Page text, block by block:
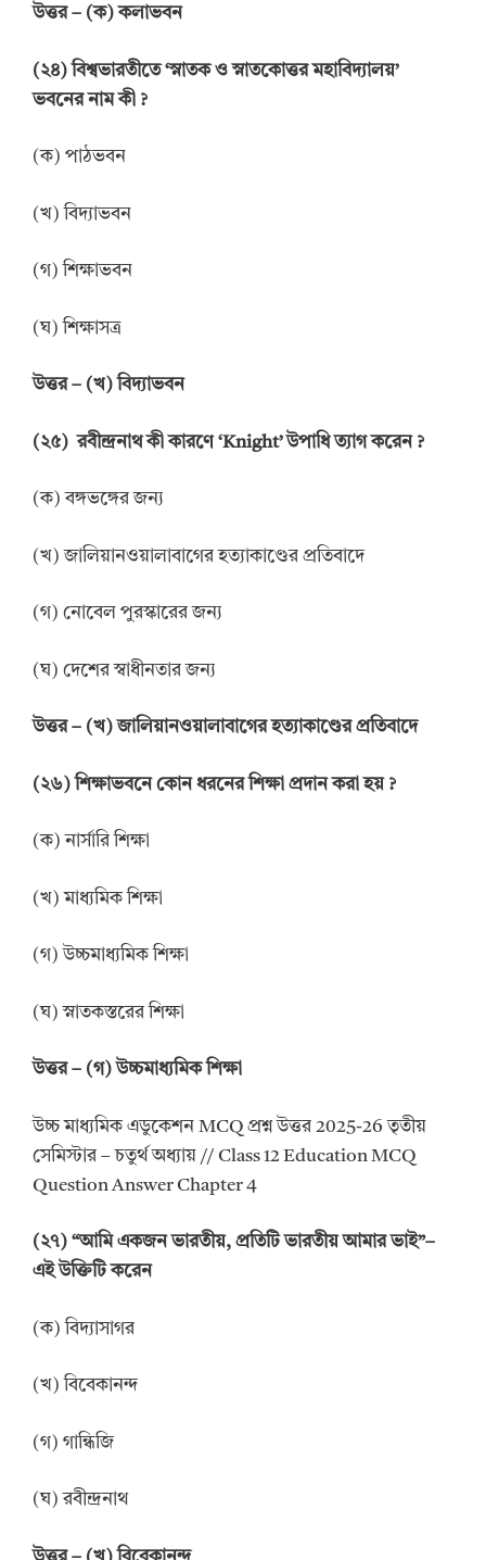
উত্তর– (ক) কলাভবন
(২৪)বিশ্বভারতীতে‘স্নাতক ও স্নাতকোত্তর মহাবিদ্যালয়’
ভবনের নাম কী ?
(ক) পাঠভবন
(খ) বিদ্যাভবন
(গ) শিক্ষাভবন
(ঘ) শিক্ষাসত্র
উত্তর– (খ) বিদ্যাভবন
(২৫)রবীন্দ্রনাথ কী কারণে‘Knight’উপাধি ত্যাগ করেন ?
(ক) বঙ্গভঙ্গের জন্য
(খ) জালিয়ানওয়ালাবাগের হত্যাকাণ্ডের প্রতিবাদে
(গ) নোবেল পুরস্কারের জন্য
(ঘ) দেশের স্বাধীনতার জন্য
উত্তর– (খ) জালিয়ানওয়ালাবাগের হত্যাকাণ্ডের প্রতিবাদে
(২৬)শিক্ষাভবনে কোন ধরনের শিক্ষা প্রদান করা হয় ?
(ক) নার্সারি শিক্ষা
(খ) মাধ্যমিক শিক্ষা
(গ) উচ্চমাধ্যমিক শিক্ষা
(ঘ) স্নাতকস্তরের শিক্ষা
উত্তর– (গ) উচ্চমাধ্যমিক শিক্ষা
উচ্চ মাধ্যমিক এডুকেশন MCQ প্রশ্ন উত্তর 2025-26 তৃতীয়
সেমিস্টার – চতুর্থ অধ্যায় // Class 12 Education MCQ
Question Answer Chapter 4
(২৭) “আমি একজন ভারতীয়, প্রতিটি ভারতীয় আমার ভাই”–
এই উক্তিটি করেন
(ক) বিদ্যাসাগর
(খ) বিবেকানন্দ
(গ) গান্ধিজি
(ঘ) রবীন্দ্রনাথ